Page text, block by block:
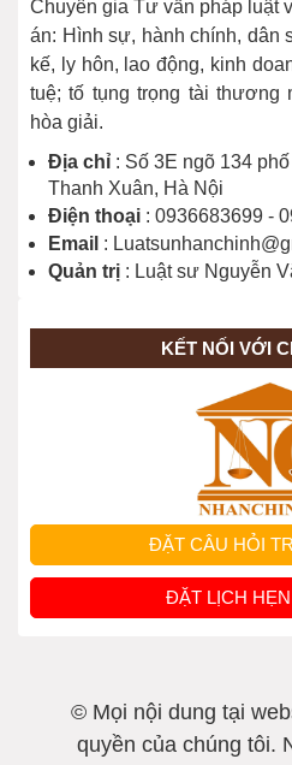
Chuyên gia Tư vấn pháp luật
án: Hình sự, hành chính, dân
kế, ly hôn, lao động, kinh
tuệ; tố tụng trọng tài thương
hòa giải.
Địa chỉ : Số 3E ngõ 134
Thanh Xuân, Hà Nội
Điện thoại : 0936683699 -
Email :
Quản trị : Luật sư Nguyễn
KẾT NỐI VỚI
ĐẶT CÂU HỎI
ĐẶT LỊCH
© Mọi nội dung tại
quyền của chúng tôi.